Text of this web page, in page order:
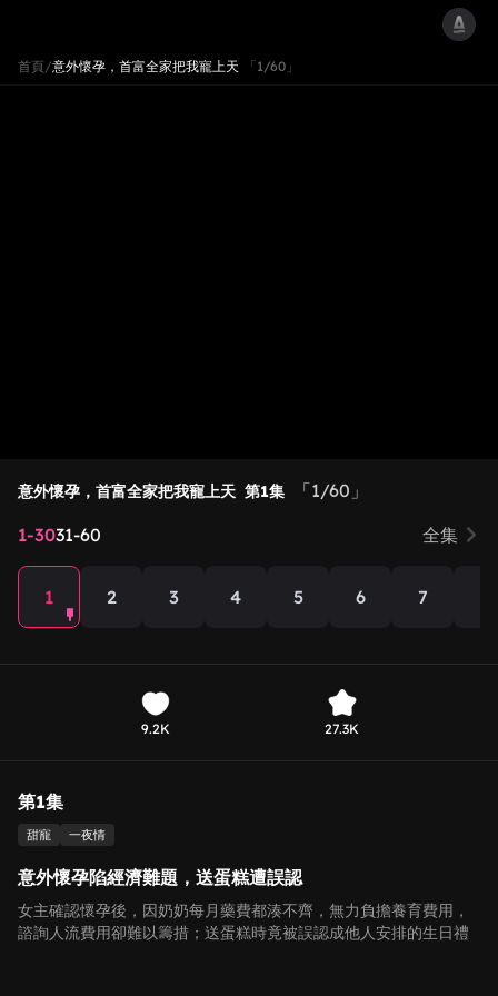
首頁/意外懷孕，首富全家把我寵上天 「1/60」
意外懷孕，首富全家把我寵上天 第1集
「1/60」
1-3031-60 全集
1 2 3 4 5 6 7
9.2K 27.3K
第1集
甜寵 一夜情
意外懷孕陷經濟難題，送蛋糕遭誤認
女主確認懷孕後，因奶奶每月藥費都湊不齊，無力負擔養育費用，
諮詢人流費用卻難以籌措；送蛋糕時竟被誤認成他人安排的生日禮